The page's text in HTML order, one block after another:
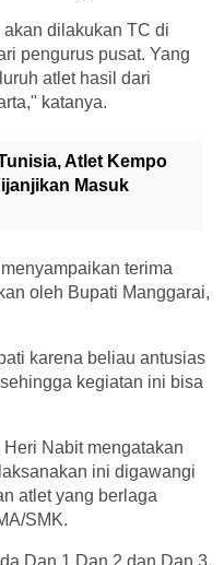
akan dilakukan TC di
pengurus pusat. Yang
atlet hasil dari
katanya.
Atlet Kempo
Masuk
terima
oleh Bupati Manggarai,
karena beliau antusias
kegiatan ini bisa
Nabit mengatakan
ini digawangi
atlet yang berlaga
SMK.